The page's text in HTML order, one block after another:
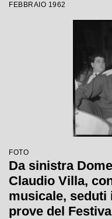
FEBBRAIO 1962
FOTO
Da sinistra
Claudio Villa,
musicale, seduti
prove del